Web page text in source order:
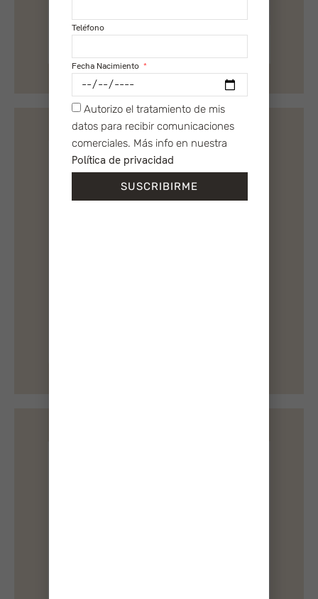
Teléfono
Fecha Nacimiento
Autorizo el tratamiento de mis
datos para recibir comunicaciones
comerciales. Más info en nuestra
Política de privacidad
SUSCRIBIRME